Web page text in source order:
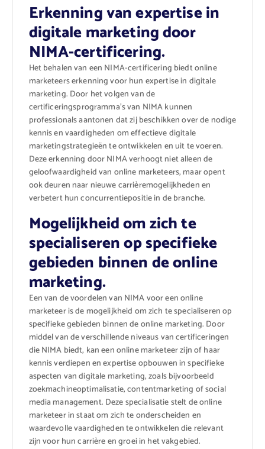
Erkenning van expertise in
digitale marketing door
NIMA-certificering.
Het behalen van een NIMA-certificering biedt online
marketeers erkenning voor hun expertise in digitale
marketing. Door het volgen van de
certificeringsprogramma’s van NIMA kunnen
professionals aantonen dat zij beschikken over de nodige
kennis en vaardigheden om effectieve digitale
marketingstrategieën te ontwikkelen en uit te voeren.
Deze erkenning door NIMA verhoogt niet alleen de
geloofwaardigheid van online marketeers, maar opent
ook deuren naar nieuwe carrièremogelijkheden en
verbetert hun concurrentiepositie in de branche.
Mogelijkheid om zich te
specialiseren op specifieke
gebieden binnen de online
marketing.
Een van de voordelen van NIMA voor een online
marketeer is de mogelijkheid om zich te specialiseren op
specifieke gebieden binnen de online marketing. Door
middel van de verschillende niveaus van certificeringen
die NIMA biedt, kan een online marketeer zijn of haar
kennis verdiepen en expertise opbouwen in specifieke
aspecten van digitale marketing, zoals bijvoorbeeld
zoekmachineoptimalisatie, contentmarketing of social
media management. Deze specialisatie stelt de online
marketeer in staat om zich te onderscheiden en
waardevolle vaardigheden te ontwikkelen die relevant
zijn voor hun carrière en groei in het vakgebied.